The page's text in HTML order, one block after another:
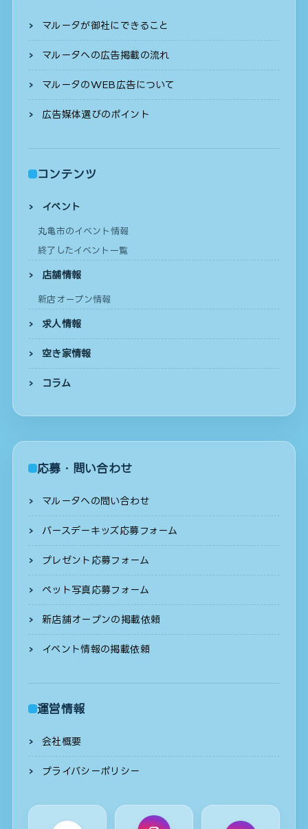
マルータが御社にできること
マルータへの広告掲載の流れ
マルータのWEB広告について
広告媒体選びのポイント
コンテンツ
イベント
丸亀市のイベント情報
終了したイベント一覧
店舗情報
新店オープン情報
求人情報
空き家情報
コラム
応募・問い合わせ
マルータへの問い合わせ
バースデーキッズ応募フォーム
プレゼント応募フォーム
ペット写真応募フォーム
新店舗オープンの掲載依頼
イベント情報の掲載依頼
運営情報
会社概要
プライバシーポリシー